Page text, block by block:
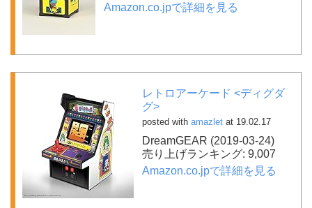
Amazon.co.jpで詳細を見る
レトロアーケード <ディグダ
グ>
posted with amazlet at 19.02.17
DreamGEAR (2019-03-24)
売り上げランキング: 9,007
Amazon.co.jpで詳細を見る